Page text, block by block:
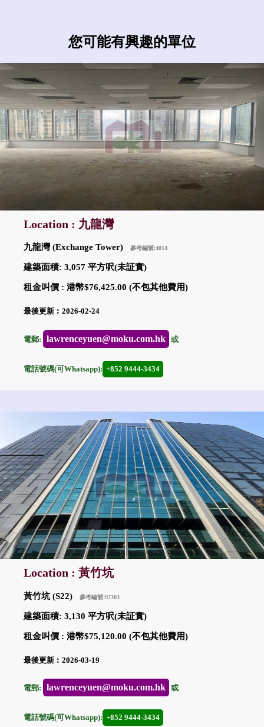
您可能有興趣的單位
Location : 九龍灣
九龍灣 (Exchange Tower) 參考編號:4014
建築面積: 3,057 平方呎(未証實)
租金叫價 : 港幣$76,425.00 (不包其他費用)
最後更新︰2026-02-24
電郵: lawrenceyuen@moku.com.hk 或
電話號碼(可Whatsapp): +852 9444-3434
Location : 黃竹坑
黃竹坑 (S22) 參考編號:97303
建築面積: 3,130 平方呎(未証實)
租金叫價 : 港幣$75,120.00 (不包其他費用)
最後更新︰2026-03-19
電郵: lawrenceyuen@moku.com.hk 或
電話號碼(可Whatsapp): +852 9444-3434